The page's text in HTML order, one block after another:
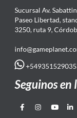
Sucursal Av.
Paseo Libertad,
3250, ruta 9,
Seguinos en